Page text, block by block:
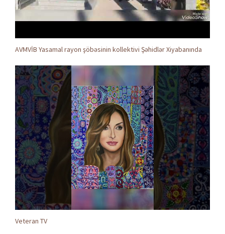
AVMVİB Yasamal rayon şöbəsinin kollektivi Şəhidlər Xiyabanında
Veteran TV